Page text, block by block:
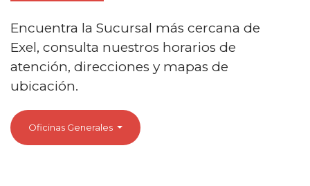
Encuentra la Sucursal más cercana de
Exel, consulta nuestros horarios de
atención, direcciones y mapas de
ubicación.
Oficinas Generales